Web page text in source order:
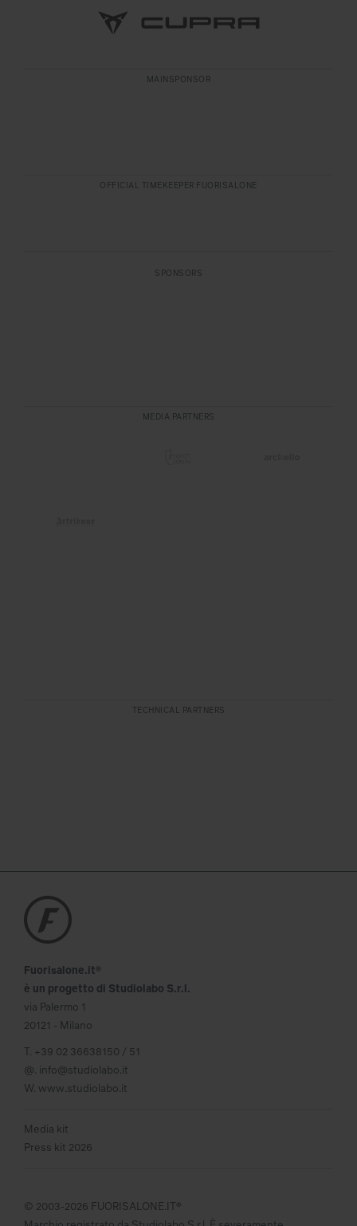
MAINSPONSOR
OFFICIAL TIMEKEEPER FUORISALONE
SPONSORS
MEDIA PARTNERS
TECHNICAL PARTNERS
Fuorisalone.it®
è un progetto di Studiolabo S.r.l.
via Palermo 1
20121 - Milano
T. +39 02 36638150 / 51
@. info@studiolabo.it
W. www.studiolabo.it
Media kit
Press kit 2026
© 2003-2026 FUORISALONE.IT®